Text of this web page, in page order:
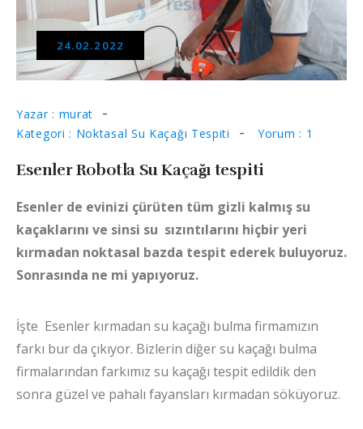
24.02.2022
Yazar : murat
Kategori : Noktasal Su Kaçağı Tespiti
Yorum : 1
Esenler Robotla Su Kaçağı tespiti
Esenler de evinizi çürüten tüm gizli kalmış su
kaçaklarını ve sinsi su sızıntılarını hiçbir yeri
kırmadan noktasal bazda tespit ederek buluyoruz.
Sonrasında ne mi yapıyoruz.
İşte Esenler kırmadan su kaçağı bulma firmamızın
farkı bur da çıkıyor. Bizlerin diğer su kaçağı bulma
firmalarından farkımız su kaçağı tespit edildik den
sonra güzel ve pahalı fayansları kırmadan söküyoruz.